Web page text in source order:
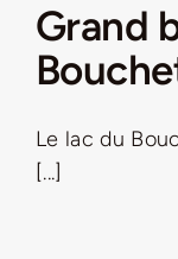
Grand
Le lac du
[...]